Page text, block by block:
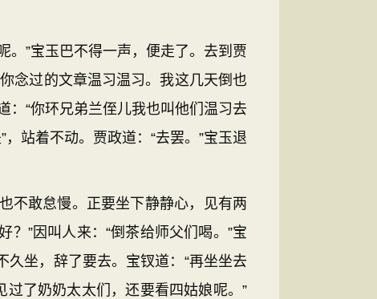
”宝玉巴不得一声，便走了。去到贾
念过的文章温习温习。我这几天倒也
：“你环兄弟兰侄儿我也叫他们温习去
站着不动。贾政道：“去罢。”宝玉退
敢怠慢。正要坐下静静心，见有两
？”因叫人来：“倒茶给师父们喝。”宝
坐，辞了要去。宝钗道：“再坐坐去
了奶奶太太们，还要看四姑娘呢。”